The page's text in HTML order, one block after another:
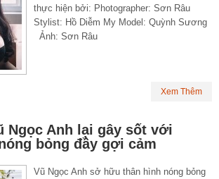
thực hiện bởi: Photographer: Sơn Râu
Stylist: Hồ Diễm My Model: Quỳnh Sương
Ảnh: Sơn Râu
Xem Thêm
Ngọc Anh lại gây sốt với
bỏng đầy gợi cảm
Vũ Ngọc Anh sở hữu thân hình nóng bỏng